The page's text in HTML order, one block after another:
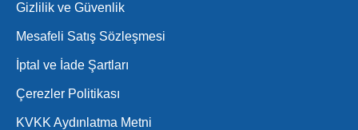
Gizlilik ve Güvenlik
Mesafeli Satış Sözleşmesi
İptal ve İade Şartları
Çerezler Politikası
KVKK Aydınlatma Metni